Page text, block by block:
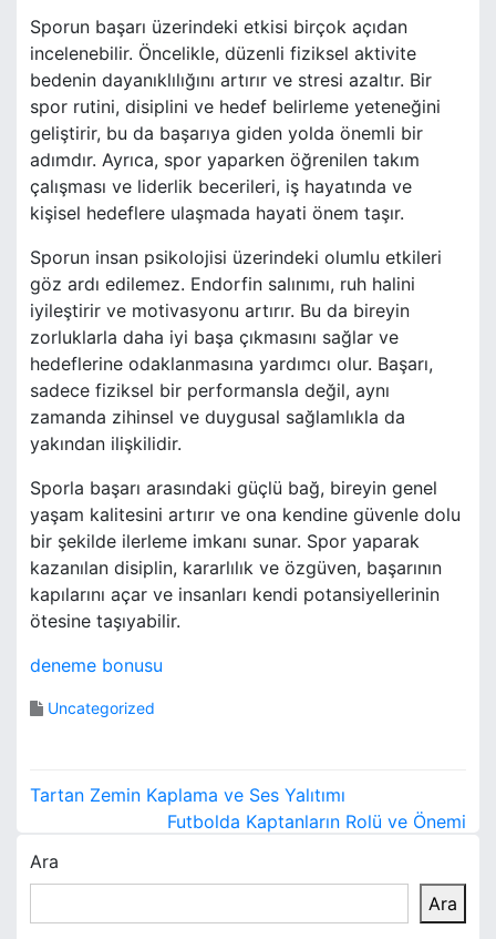
Sporun başarı üzerindeki etkisi birçok açıdan
incelenebilir. Öncelikle, düzenli fiziksel aktivite
bedenin dayanıklılığını artırır ve stresi azaltır. Bir
spor rutini, disiplini ve hedef belirleme yeteneğini
geliştirir, bu da başarıya giden yolda önemli bir
adımdır. Ayrıca, spor yaparken öğrenilen takım
çalışması ve liderlik becerileri, iş hayatında ve
kişisel hedeflere ulaşmada hayati önem taşır.
Sporun insan psikolojisi üzerindeki olumlu etkileri
göz ardı edilemez. Endorfin salınımı, ruh halini
iyileştirir ve motivasyonu artırır. Bu da bireyin
zorluklarla daha iyi başa çıkmasını sağlar ve
hedeflerine odaklanmasına yardımcı olur. Başarı,
sadece fiziksel bir performansla değil, aynı
zamanda zihinsel ve duygusal sağlamlıkla da
yakından ilişkilidir.
Sporla başarı arasındaki güçlü bağ, bireyin genel
yaşam kalitesini artırır ve ona kendine güvenle dolu
bir şekilde ilerleme imkanı sunar. Spor yaparak
kazanılan disiplin, kararlılık ve özgüven, başarının
kapılarını açar ve insanları kendi potansiyellerinin
ötesine taşıyabilir.
deneme bonusu
Uncategorized
Y
z
ı
Tartan Zemin Kaplama ve Ses Yalıtımı
Futbolda Kaptanların Rolü ve Önemi
Ara
Ara